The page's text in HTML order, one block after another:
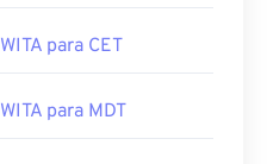
WITA para CET
WITA para MDT